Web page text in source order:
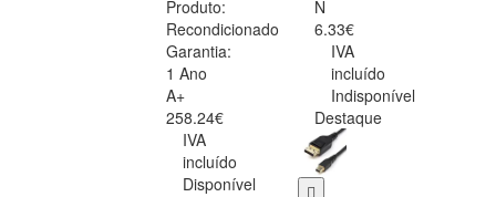
Produto:
Recondicionado
Garantia:
1 Ano
A+
258.24€
IVA
incluído
Disponível
N
6.33€
IVA
incluído
Indisponível
Destaque